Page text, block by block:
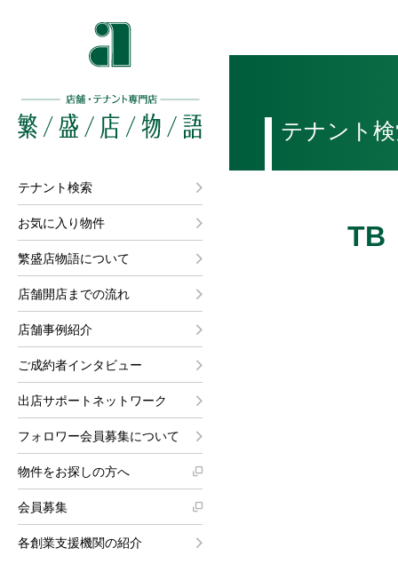
テナント検索
お気に入り物件
繁盛店物語について
店舗開店までの流れ
店舗事例紹介
ご成約者インタビュー
出店サポートネットワーク
フォロワー会員募集について
物件をお探しの方へ
会員募集
各創業支援機関の紹介
テナント
TB